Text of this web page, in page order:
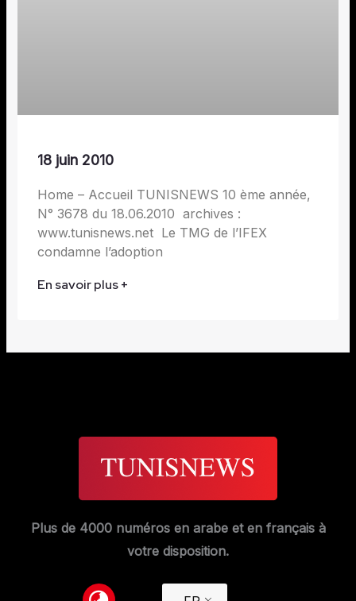
18 juin 2010
Home – Accueil TUNISNEWS 10 ème année,
N° 3678 du 18.06.2010 archives :
www.tunisnews.net Le TMG de l’IFEX
condamne l’adoption
En savoir plus +
Plus de 4000 numéros en arabe et en français à
votre disposition.